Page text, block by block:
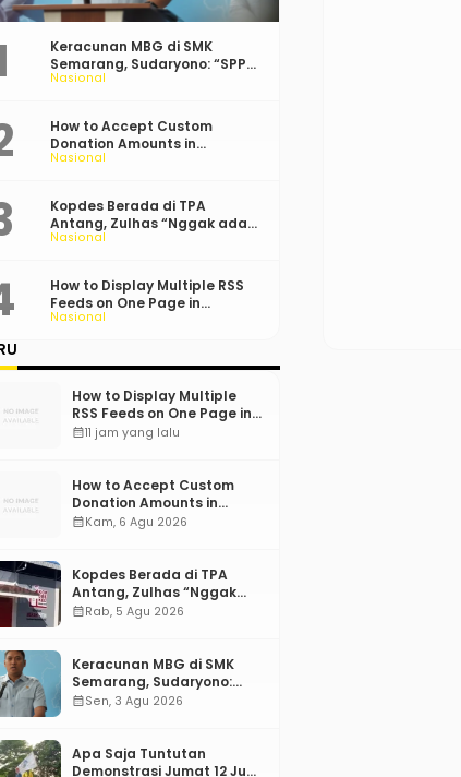
Nasional
Keracunan MBG di SMK
Semarang, Sudaryono: “SPPG
Harus Bertanggung Jawab!”
Nasional
How to Accept Custom
Donation Amounts in
WordPress with Stripe
Nasional
Kopdes Berada di TPA
Antang, Zulhas “Nggak ada
Lahan!”
Nasional
How to Display Multiple RSS
Feeds on One Page in
WordPress
How to Display Multiple
RSS Feeds on One Page in
WordPress
calendar_month11 jam yang lalu
How to Accept Custom
Donation Amounts in
WordPress with Stripe
calendar_monthKam, 6 Agu 2026
Kopdes Berada di TPA
Antang, Zulhas “Nggak
ada Lahan!”
calendar_monthRab, 5 Agu 2026
Keracunan MBG di SMK
Semarang, Sudaryono:
“SPPG Harus Bertanggung
calendar_monthSen, 3 Agu 2026
Apa Saja Tuntutan
Demonstrasi Jumat 12 Juni